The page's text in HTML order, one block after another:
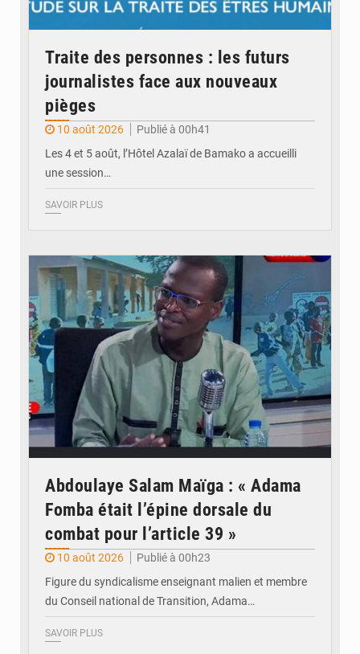
Traite des personnes : les futurs
journalistes face aux nouveaux
pièges
10 août 2026
Publié à 00h41
Les 4 et 5 août, l’Hôtel Azalaï de Bamako a accueilli
une session…
SAVOIR PLUS
© Internet
Abdoulaye Salam Maïga : « Adama
Fomba était l’épine dorsale du
combat pour l’article 39 »
10 août 2026
Publié à 00h23
Figure du syndicalisme enseignant malien et membre
du Conseil national de Transition, Adama…
SAVOIR PLUS